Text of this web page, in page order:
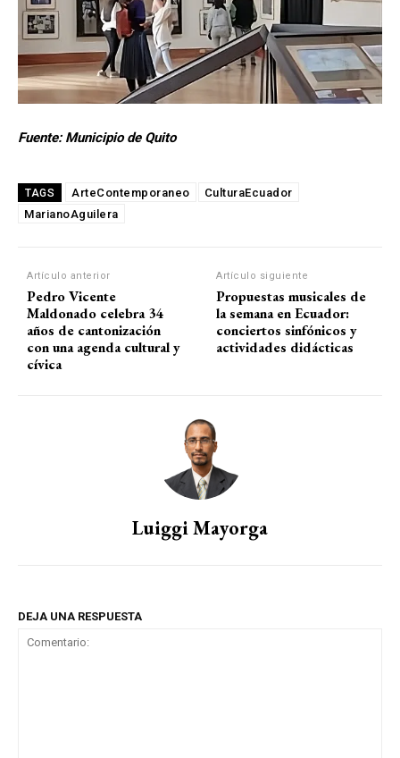
Fuente: Municipio de Quito
TAGS ArteContemporaneo
CulturaEcuador
MarianoAguilera
Artículo anterior
Pedro Vicente
Maldonado celebra 34
años de cantonización
con una agenda cultural y
cívica
Artículo siguiente
Propuestas musicales de
la semana en Ecuador:
conciertos sinfónicos y
actividades didácticas
Luiggi Mayorga
DEJA UNA RESPUESTA